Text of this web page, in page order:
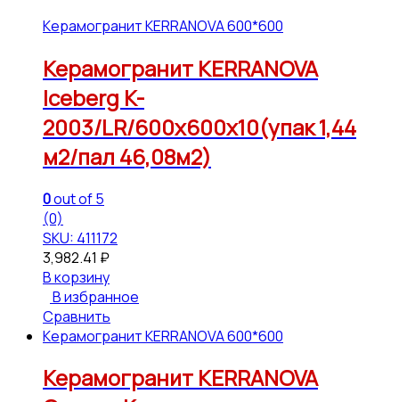
Керамогранит KERRANOVA 600*600
Керамогранит KERRANOVA
Iceberg K-
2003/LR/600x600x10(упак 1,44
м2/пал 46,08м2)
0out of 5
(0)
SKU: 411172
3,982.41 ₽
В корзину
В избранное
Сравнить
Керамогранит KERRANOVA 600*600
Керамогранит KERRANOVA